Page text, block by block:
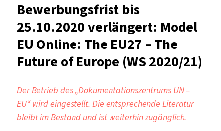
Want
–
Workshop
on
Peace
and
Bewerbungsfrist bis
25.10.2020 verlängert: Model
EU Online: The EU27 – The
Future of Europe (WS 2020/21)
Der Betrieb des „Dokumentationszentrums UN –
EU“ wird eingestellt. Die entsprechende Literatur
bleibt im Bestand und ist weiterhin zugänglich.